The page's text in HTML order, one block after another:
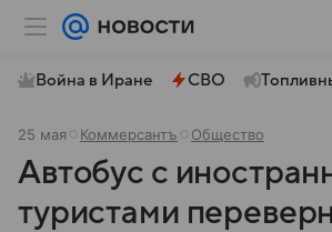
Война в Иране СВО
25 мая Коммерсантъ Общество
Автобус с
туристами